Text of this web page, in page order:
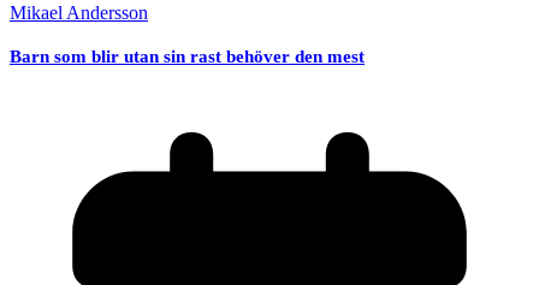
Mikael Andersson
Barn som blir utan sin rast behöver den mest